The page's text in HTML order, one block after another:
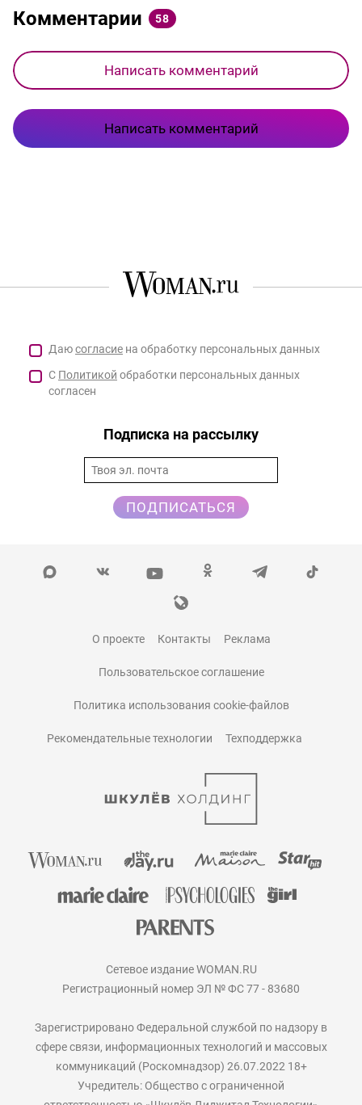
Комментарии 58
Написать комментарий
Написать комментарий
Даюсогласие на обработку персональных данных
С Политикой обработки персональных данных
согласен
Подписка на рассылку
ПОДПИСАТЬСЯ
О проекте Контакты Реклама
Пользовательское соглашение
Политика использования cookie-файлов
Рекомендательные технологии Техподдержка
Сетевое издание WOMAN.RU
Регистрационный номер ЭЛ № ФС 77 - 83680
Зарегистрировано Федеральной службой по надзору в
сфере связи, информационных технологий и массовых
коммуникаций (Роскомнадзор) 26.07.2022 18+
Учредитель: Общество с ограниченной